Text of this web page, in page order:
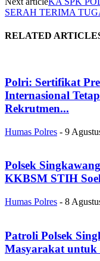
SERAH TERIMA
RELATED
Polri: Sertifikat
Internasional
Rekrutmen...
Humas Polres - 9
Polsek
KKBSM STIH
Humas Polres - 8
Patroli Polsek
Masyarakat untuk